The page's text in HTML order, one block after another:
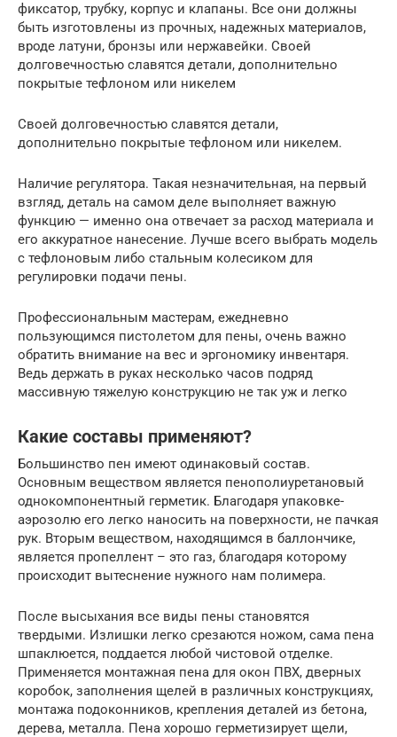
фиксатор, трубку, корпус и клапаны. Все они должны
быть изготовлены из прочных, надежных материалов,
вроде латуни, бронзы или нержавейки. Своей
долговечностью славятся детали, дополнительно
покрытые тефлоном или никелем
Своей долговечностью славятся детали,
дополнительно покрытые тефлоном или никелем.
Наличие регулятора. Такая незначительная, на первый
взгляд, деталь на самом деле выполняет важную
функцию — именно она отвечает за расход материала и
его аккуратное нанесение. Лучше всего выбрать модель
с тефлоновым либо стальным колесиком для
регулировки подачи пены.
Профессиональным мастерам, ежедневно
пользующимся пистолетом для пены, очень важно
обратить внимание на вес и эргономику инвентаря.
Ведь держать в руках несколько часов подряд
массивную тяжелую конструкцию не так уж и легко
Какие составы применяют?
Большинство пен имеют одинаковый состав.
Основным веществом является пенополиуретановый
однокомпонентный герметик. Благодаря упаковке-
аэрозолю его легко наносить на поверхности, не пачкая
рук. Вторым веществом, находящимся в баллончике,
является пропеллент – это газ, благодаря которому
происходит вытеснение нужного нам полимера.
После высыхания все виды пены становятся
твердыми. Излишки легко срезаются ножом, сама пена
шпаклюется, поддается любой чистовой отделке.
Применяется монтажная пена для окон ПВХ, дверных
коробок, заполнения щелей в различных конструкциях,
монтажа подоконников, крепления деталей из бетона,
дерева, металла. Пена хорошо герметизирует щели,